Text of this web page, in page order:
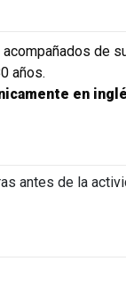
de
años.
en
antes de la